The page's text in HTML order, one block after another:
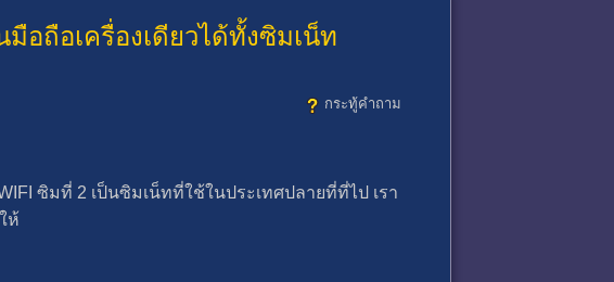
มือถือเครื่องเดียวได้ทั้งซิมเน็ท
กระทู้คำถาม
ซิมที่ 2 เป็นซิมเน็ทที่ใช้ในประเทศปลายที่ที่ไป เรา
ห้